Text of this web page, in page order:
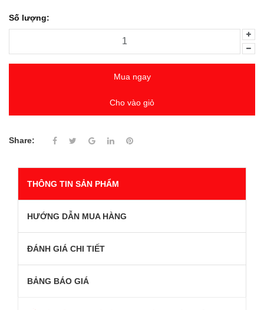
Số lượng:
Mua ngay
Cho vào giỏ
Share:
THÔNG TIN SẢN PHẨM
HƯỚNG DẪN MUA HÀNG
ĐÁNH GIÁ CHI TIẾT
BẢNG BÁO GIÁ